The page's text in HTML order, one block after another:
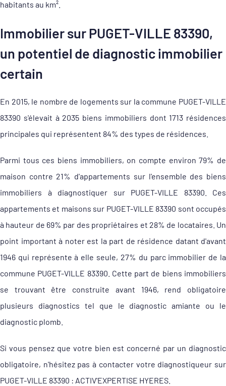
habitants au km².
Immobilier sur PUGET-VILLE 83390,
un potentiel de diagnostic immobilier
certain
En 2015, le nombre de logements sur la commune PUGET-VILLE
83390 s'élevait à 2035 biens immobiliers dont 1713 résidences
principales qui représentent 84% des types de résidences.
Parmi tous ces biens immobiliers, on compte environ 79% de
maison contre 21% d'appartements sur l'ensemble des biens
immobiliers à diagnostiquer sur PUGET-VILLE 83390. Ces
appartements et maisons sur PUGET-VILLE 83390 sont occupés
à hauteur de 69% par des propriétaires et 28% de locataires. Un
point important à noter est la part de résidence datant d'avant
1946 qui représente à elle seule, 27% du parc immobilier de la
commune PUGET-VILLE 83390. Cette part de biens immobiliers
se trouvant être construite avant 1946, rend obligatoire
plusieurs diagnostics tel que le diagnostic amiante ou le
diagnostic plomb.
Si vous pensez que votre bien est concerné par un diagnostic
obligatoire, n'hésitez pas à contacter votre diagnostiqueur sur
PUGET-VILLE 83390 : ACTIV'EXPERTISE HYERES.